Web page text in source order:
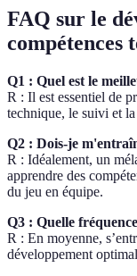
FAQ sur le
compétences
Q1 : Quel est le
R : Il est essentiel de
technique, le suivi et la
Q2 : Dois-je
R : Idéalement, un
apprendre des
du jeu en équipe.
Q3 : Quelle
R : En moyenne,
développement